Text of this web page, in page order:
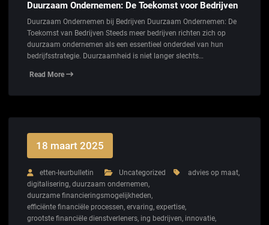
Duurzaam Ondernemen: De Toekomst voor Bedrijven
Duurzaam Ondernemen bij Bedrijven Duurzaam Ondernemen: De
Toekomst van Bedrijven Steeds meer bedrijven richten zich op
duurzaam ondernemen als een essentieel onderdeel van hun
bedrijfsstrategie. Duurzaamheid is niet langer slechts…
Read More
18 maart 2025
etten-leurbulletin Uncategorized advies op maat,
digitalisering, duurzaam ondernemen,
duurzame financieringsmogelijkheden,
efficiënte financiële processen, ervaring, expertise,
grootste financiële dienstverleners, ing bedrijven, innovatie,